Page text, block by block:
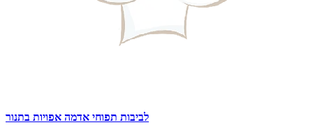
לביבות תפוחי אדמה אפויות בתנור